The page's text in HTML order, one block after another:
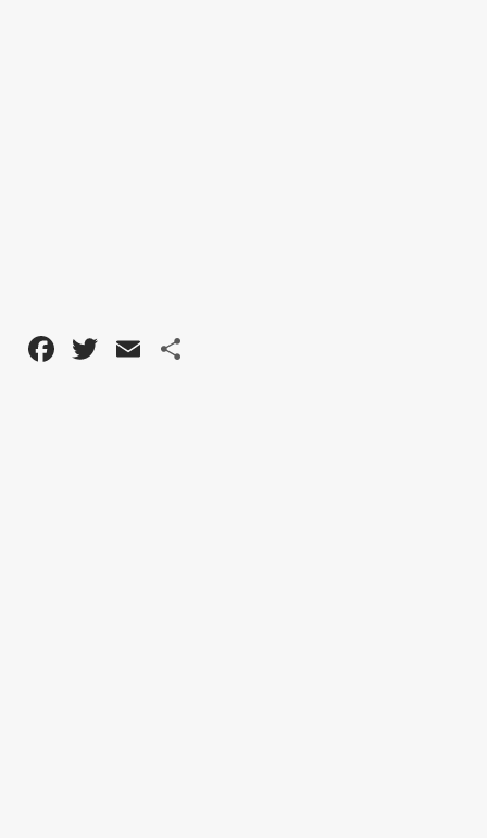
F T E